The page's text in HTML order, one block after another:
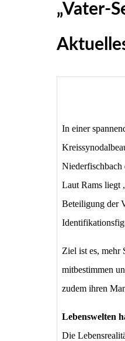
„Vater-
In einer
Niederfischbach
Laut Rams liegt
Beteiligung der
Ziel ist es, mehr
mitbestimmen
zudem ihren
Lebenswelten
Die